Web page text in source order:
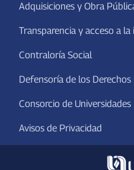
Adquisiciones y Obra
Transparencia y acceso a
Contraloría Social
Defensoría de los
Consorcio de Universidades
Avisos de Privacidad